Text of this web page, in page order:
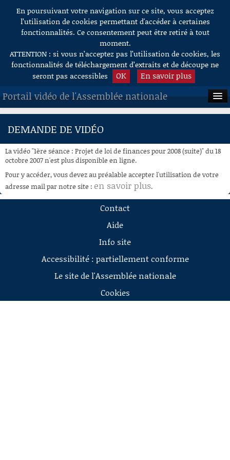
Aller au contenu
En poursuivant votre navigation sur ce site, vous acceptez
l’utilisation de cookies permettant d'accéder à certaines
fonctionnalités. Ce consentement peut être retiré à tout
moment.
ATTENTION : si vous n’acceptez pas l’utilisation de cookies, les
fonctionnalités de téléchargement d’extraits et de découpe ne
seront pas accessibles
OK En savoir plus
Portail vidéo de l'Assemblée nationale
ACCUEIL
À LA DEMANDE
RECHERCHE
AIDE À LA DÉCOUPE
DEMANDE DE VIDÉO
La vidéo "1ère séance : Projet de loi de finances pour 2008 (suite)" du 18
octobre 2007 n'est plus disponible en ligne.
Pour y accéder, vous devez au préalable accepter l'utilisation de votre
adresse mail par notre site : en savoir plus.
Contact
Aide
Info site
Accessibilité : partiellement conforme
Le site de l'Assemblée nationale
Cookies